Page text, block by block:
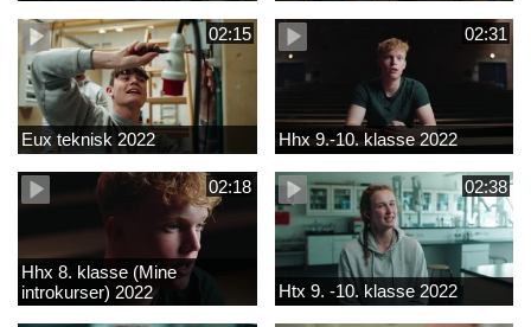
02:15
Eux teknisk 2022
02:31
Hhx 9.-10. klasse 2022
02:18
Hhx 8. klasse (Mine
introkurser) 2022
02:38
Htx 9. -10. klasse 2022